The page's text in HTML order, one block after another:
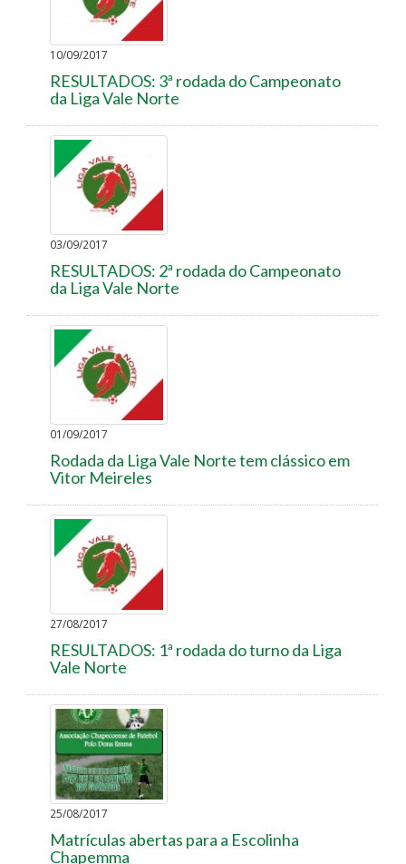
10/09/2017
RESULTADOS: 3ª rodada do Campeonato
da Liga Vale Norte
03/09/2017
RESULTADOS: 2ª rodada do Campeonato
da Liga Vale Norte
01/09/2017
Rodada da Liga Vale Norte tem clássico em
Vitor Meireles
27/08/2017
RESULTADOS: 1ª rodada do turno da Liga
Vale Norte
25/08/2017
Matrículas abertas para a Escolinha
Chapemma